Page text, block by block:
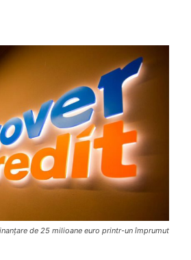
de 25 milioane euro printr-un împrumut